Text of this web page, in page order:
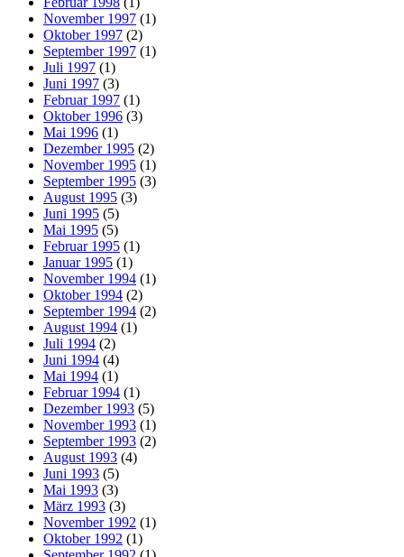
November 1997 (1)
Oktober 1997 (2)
September 1997 (1)
Juli 1997 (1)
Juni 1997 (3)
Februar 1997 (1)
Oktober 1996 (3)
Mai 1996 (1)
Dezember 1995 (2)
November 1995 (1)
September 1995 (3)
August 1995 (3)
Juni 1995 (5)
Mai 1995 (5)
Februar 1995 (1)
Januar 1995 (1)
November 1994 (1)
Oktober 1994 (2)
September 1994 (2)
August 1994 (1)
Juli 1994 (2)
Juni 1994 (4)
Mai 1994 (1)
Februar 1994 (1)
Dezember 1993 (5)
November 1993 (1)
September 1993 (2)
August 1993 (4)
Juni 1993 (5)
Mai 1993 (3)
März 1993 (3)
November 1992 (1)
Oktober 1992 (1)